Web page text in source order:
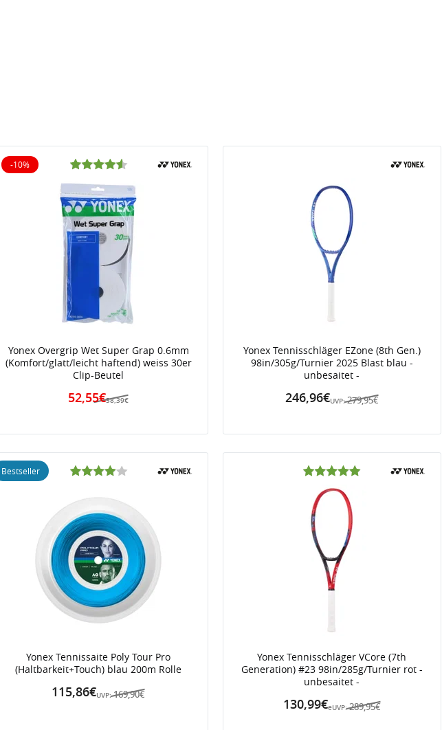
Yonex Overgrip Wet Super Grap 0.6mm
(Komfort/glatt/leicht haftend) weiss 30er
Clip-Beutel
58,39€
52,55€
-10%
10% reduziert
Yonex Tennisschläger EZone (8th Gen.)
98in/305g/Turnier 2025 Blast blau -
unbesaitet -
UVP: 279,95€
246,96€
Yonex Tennissaite Poly Tour Pro
(Haltbarkeit+Touch) blau 200m Rolle
UVP: 169,90€
115,86€
Bestseller
Yonex Tennisschläger VCore (7th
Generation) #23 98in/285g/Turnier rot -
unbesaitet -
eUVP: 289,95€
130,99€